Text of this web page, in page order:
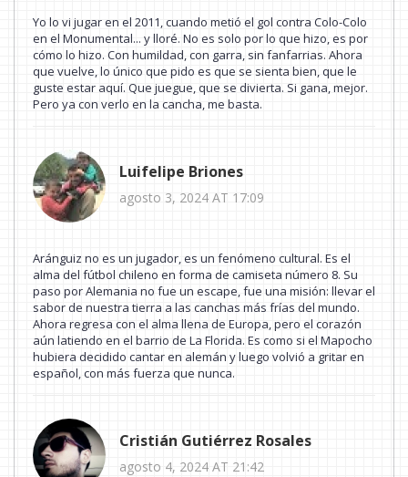
Yo lo vi jugar en el 2011, cuando metió el gol contra Colo-Colo
en el Monumental... y lloré. No es solo por lo que hizo, es por
cómo lo hizo. Con humildad, con garra, sin fanfarrias. Ahora
que vuelve, lo único que pido es que se sienta bien, que le
guste estar aquí. Que juegue, que se divierta. Si gana, mejor.
Pero ya con verlo en la cancha, me basta.
Luifelipe Briones
agosto 3, 2024 AT 17:09
Aránguiz no es un jugador, es un fenómeno cultural. Es el
alma del fútbol chileno en forma de camiseta número 8. Su
paso por Alemania no fue un escape, fue una misión: llevar el
sabor de nuestra tierra a las canchas más frías del mundo.
Ahora regresa con el alma llena de Europa, pero el corazón
aún latiendo en el barrio de La Florida. Es como si el Mapocho
hubiera decidido cantar en alemán y luego volvió a gritar en
español, con más fuerza que nunca.
Cristián Gutiérrez Rosales
agosto 4, 2024 AT 21:42